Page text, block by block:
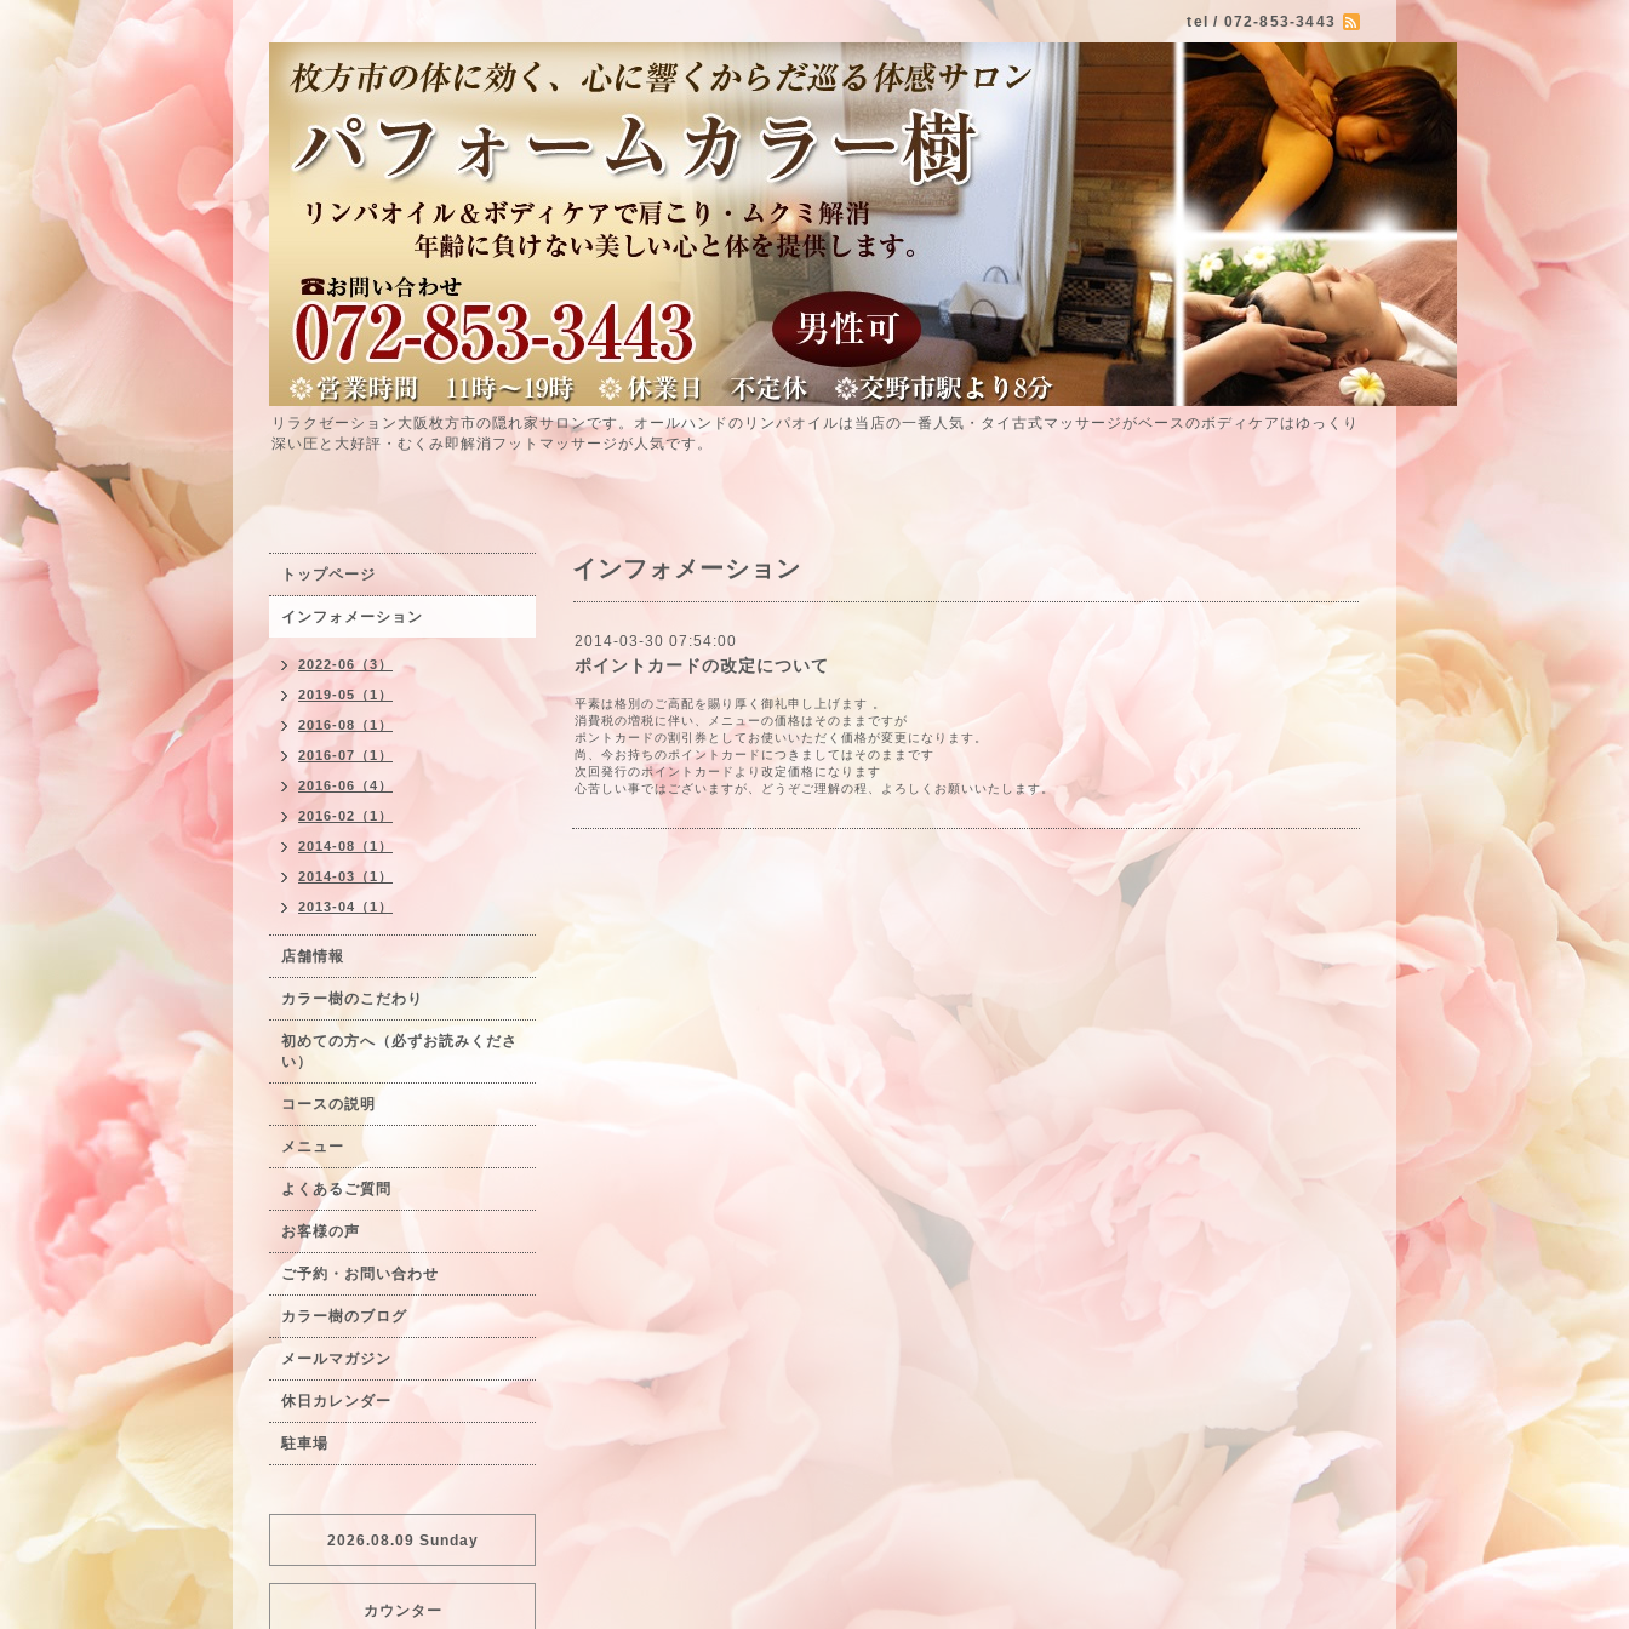
tel / 072-853-3443
リラクゼーション大阪枚方市の隠れ家サロンです。オールハンドのリンパオイルは当店の一番人気・タイ古式マッサージがベースのボディケアはゆっくり
深い圧と大好評・むくみ即解消フットマッサージが人気です。
インフォメーション
2014-03-30 07:54:00
ポイントカードの改定について
平素は格別のご高配を賜り厚く御礼申し上げます 。
消費税の増税に伴い、
メニューの価格はそのままですが
ポントカードの割引券としてお使いいただく 価格が変更になります。
尚、今お持ちのポイントカードにつきましてはそのままです
次回発行のポイントカードより改定価格になります
心苦しい事ではございますが、どうぞご理解の程、よろしくお願いいたします。
トップページ
インフォメーション
2022-06（3）
2019-05（1）
2016-08（1）
2016-07（1）
2016-06（4）
2016-02（1）
2014-08（1）
2014-03（1）
2013-04（1）
店舗情報
カラー樹のこだわり
初めての方へ（必ずお読みくださ
い）
コースの説明
メニュー
よくあるご質問
お客様の声
ご予約・お問い合わせ
カラー樹のブログ
メールマガジン
休日カレンダー
駐車場
2026.08.09 Sunday
カウンター